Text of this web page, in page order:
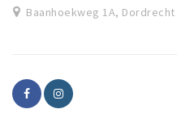
Baanhoekweg 1A, Dordrecht